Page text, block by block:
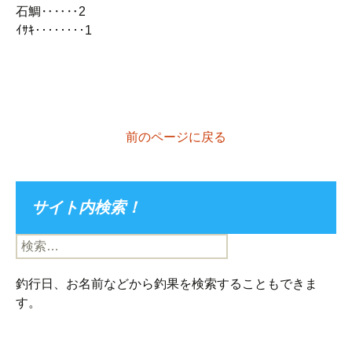
石鯛‥‥‥2
ｲｻｷ‥‥‥‥1
前のページに戻る
サイト内検索！
検
索:
釣行日、お名前などから釣果を検索することもできま
す。